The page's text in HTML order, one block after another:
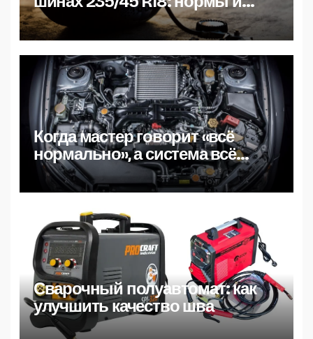
особенности
низкопрофильной резины
Когда мастер говорит «всё
нормально», а система всё
равно глючит: разбираем
причины
Сварочный полуавтомат: как
улучшить качество шва